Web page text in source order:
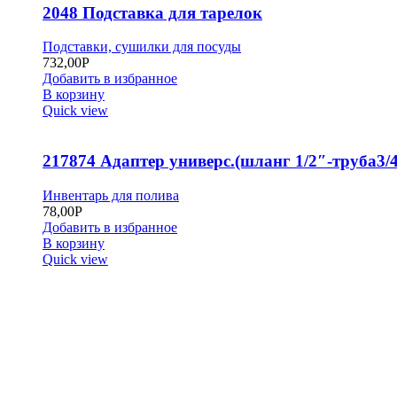
2048 Подставка для тарелок
Подставки, сушилки для посуды
732,00Р
Добавить в избранное
В корзину
Quick view
217874 Адаптер универс.(шланг 1/2″-труба3/
Инвентарь для полива
78,00Р
Добавить в избранное
В корзину
Quick view